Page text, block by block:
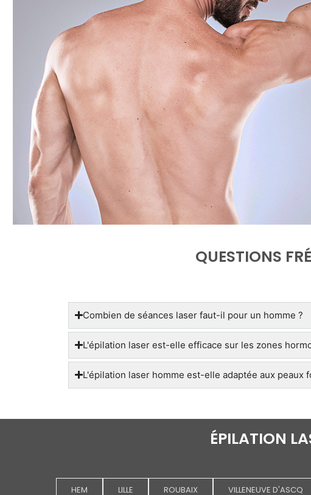
QUESTIONS
Combien de séances laser faut-il pour un homme ?
L'épilation laser est-elle efficace sur les zones
L'épilation laser homme est-elle adaptée aux peaux
ÉPILATION
HEM LILLE ROUBAIX VILLENEUVE D'ASCQ